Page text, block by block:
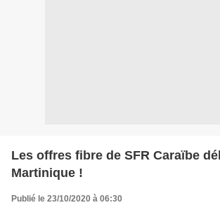
Les offres fibre de SFR Caraïbe
Martinique !
Publié le 23/10/2020 à 06:30